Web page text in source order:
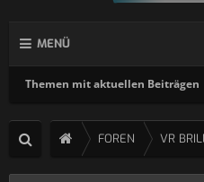
MENÜ
Themen mit aktuellen Beiträgen
FOREN VR